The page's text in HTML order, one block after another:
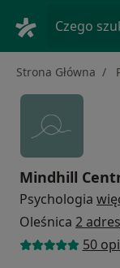
Czego
Strona Główna
Mindhill
Psychologia
Oleśnica 2
50